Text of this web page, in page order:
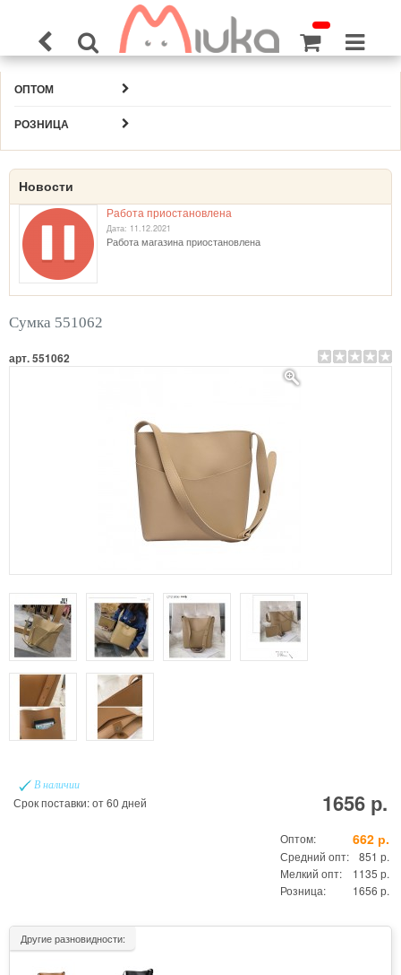
ОПТОМ
РОЗНИЦА
Новости
Работа приостановлена
Дата: 11.12.2021
Работа магазина приостановлена
Сумка 551062
арт. 551062
В наличии
Срок поставки: от 60 дней 1656 р.
Оптом: 662 р.
Средний опт:
851 р.
Мелкий опт:
1135 р.
Розница:
1656 р.
Другие разновидности: